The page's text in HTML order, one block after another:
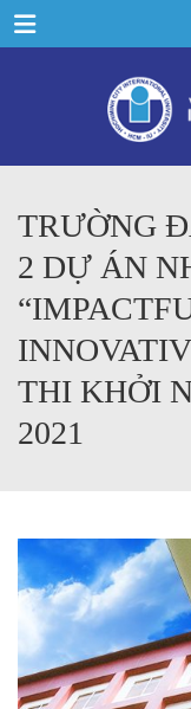
Menu
TRƯỜNG
2 DỰ ÁN
THI KHỞI
2021